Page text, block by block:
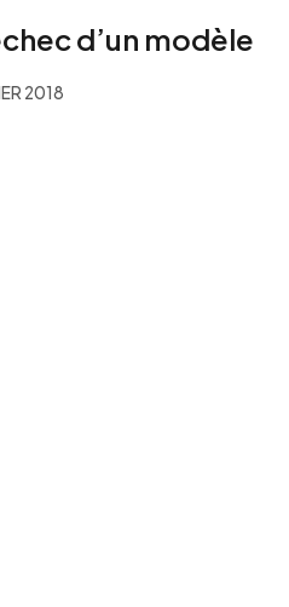
d’un modèle
2018